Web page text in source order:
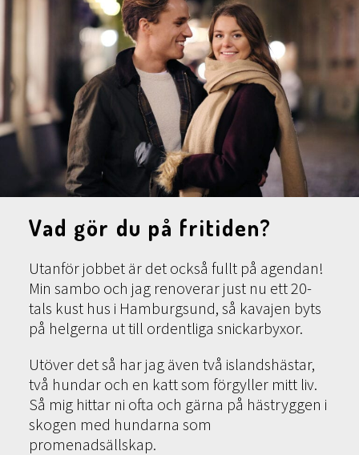
Vad gör du på fritiden?
Utanför jobbet är det också fullt på agendan!
Min sambo och jag renoverar just nu ett 20-
tals kust hus i Hamburgsund, så kavajen byts
på helgerna ut till ordentliga snickarbyxor.
Utöver det så har jag även två islandshästar,
två hundar och en katt som förgyller mitt liv.
Så mig hittar ni ofta och gärna på hästryggen i
skogen med hundarna som
promenadsällskap.